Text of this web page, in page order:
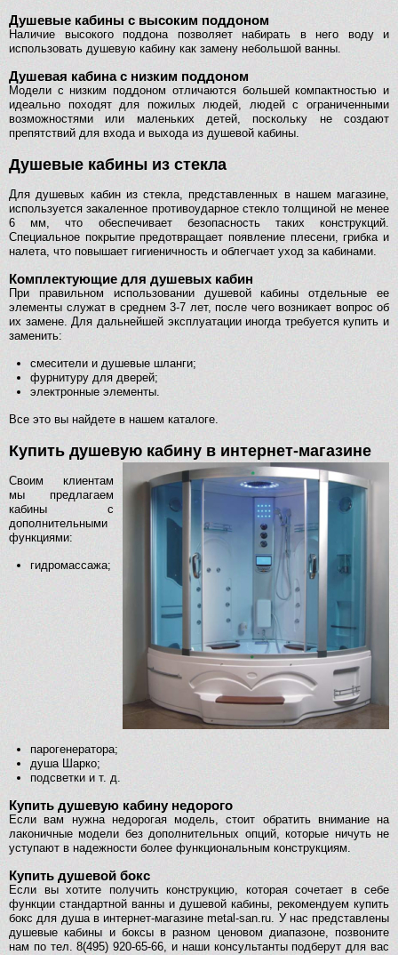
Душевые кабины с высоким поддоном
Наличие высокого поддона позволяет набирать в него воду и
использовать душевую кабину как замену небольшой ванны.
Душевая кабина с низким поддоном
Модели с низким поддоном отличаются большей компактностью и
идеально походят для пожилых людей, людей с ограниченными
возможностями или маленьких детей, поскольку не создают
препятствий для входа и выхода из душевой кабины.
Душевые кабины из стекла
Для душевых кабин из стекла, представленных в нашем магазине,
используется закаленное противоударное стекло толщиной не менее
6 мм, что обеспечивает безопасность таких конструкций.
Специальное покрытие предотвращает появление плесени, грибка и
налета, что повышает гигиеничность и облегчает уход за кабинами.
Комплектующие для душевых кабин
При правильном использовании душевой кабины отдельные ее
элементы служат в среднем 3-7 лет, после чего возникает вопрос об
их замене. Для дальнейшей эксплуатации иногда требуется купить и
заменить:
смесители и душевые шланги;
фурнитуру для дверей;
электронные элементы.
Все это вы найдете в нашем каталоге.
Купить душевую кабину в интернет-магазине
Своим клиентам
мы предлагаем
кабины с
дополнительными
функциями:
гидромассажа;
парогенератора;
душа Шарко;
подсветки и т. д.
Купить душевую кабину недорого
Если вам нужна недорогая модель, стоит обратить внимание на
лаконичные модели без дополнительных опций, которые ничуть не
уступают в надежности более функциональным конструкциям.
Купить душевой бокс
Если вы хотите получить конструкцию, которая сочетает в себе
функции стандартной ванны и душевой кабины, рекомендуем купить
бокс для душа в интернет-магазине metal-san.ru. У нас представлены
душевые кабины и боксы в разном ценовом диапазоне, позвоните
нам по тел. 8(495) 920-65-66, и наши консультанты подберут для вас